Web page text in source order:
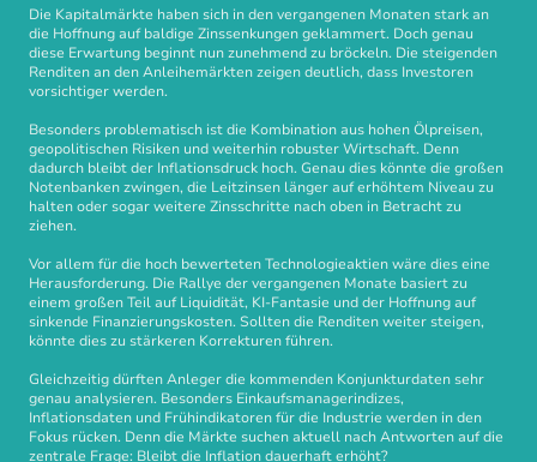
Die Kapitalmärkte haben sich in den vergangenen Monaten stark an
die Hoffnung auf baldige Zinssenkungen geklammert. Doch genau
diese Erwartung beginnt nun zunehmend zu bröckeln. Die steigenden
Renditen an den Anleihemärkten zeigen deutlich, dass Investoren
vorsichtiger werden.
Besonders problematisch ist die Kombination aus hohen Ölpreisen,
geopolitischen Risiken und weiterhin robuster Wirtschaft. Denn
dadurch bleibt der Inflationsdruck hoch. Genau dies könnte die großen
Notenbanken zwingen, die Leitzinsen länger auf erhöhtem Niveau zu
halten oder sogar weitere Zinsschritte nach oben in Betracht zu
ziehen.
Vor allem für die hoch bewerteten Technologieaktien wäre dies eine
Herausforderung. Die Rallye der vergangenen Monate basiert zu
einem großen Teil auf Liquidität, KI-Fantasie und der Hoffnung auf
sinkende Finanzierungskosten. Sollten die Renditen weiter steigen,
könnte dies zu stärkeren Korrekturen führen.
Gleichzeitig dürften Anleger die kommenden Konjunkturdaten sehr
genau analysieren. Besonders Einkaufsmanagerindizes,
Inflationsdaten und Frühindikatoren für die Industrie werden in den
Fokus rücken. Denn die Märkte suchen aktuell nach Antworten auf die
zentrale Frage: Bleibt die Inflation dauerhaft erhöht?